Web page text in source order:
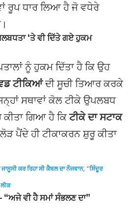
ਰੂਪ ਧਾਰ ਲਿਆ ਹੈ ਜੋ ਵਧੇਰੇ
‘ਤੇ ਵੀ ਦਿੱਤੇ ਗਏ ਹੁਕਮ
ਨੂੰ ਹੁਕਮ ਦਿੱਤਾ ਹੈ ਕਿ ਉਹ
ਟੀਕਿਆਂਦੀ ਸੂਚੀ ਤਿਆਰ ਕਰਕੇ
ਸਥਾਵਾਂ ਕੋਲ ਟੀਕੇ ਉਪਲਬਧ
ਗਿਆ ਹੈ ਕਿਟੀਕੇ ਦਾ ਸਟਾਕ
ਪੈਂਦੇ ਹੀ ਟੀਕਾਕਰਨ ਸ਼ੁਰੂ ਕੀਤਾ
ਕਰ ਰਿਹਾ ਸੀ ਕੈਥਲ ਦਾ ਨੌਜਵਾਨ, “ਸਿੰਦੂਰ
“ਅਜੇ ਵੀ ਹੈ ਸਮਾਂ ਸੰਭਲਣ ਦਾ”